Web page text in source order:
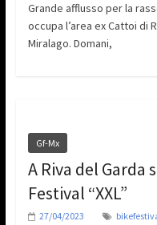
Grande afflusso per la
occupa l’area ex Cattoi di
Miralago. Domani,
Gf-Mx
A Riva del Garda
Festival “XXL”
27/04/2023